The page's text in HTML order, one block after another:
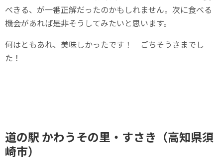
べきる、が一番正解だったのかもしれません。次に食べる
機会があれば是非そうしてみたいと思います。
何はともあれ、美味しかったです！ ごちそうさまでし
た！
道の駅 かわうその里・すさき（高知県須
崎市）